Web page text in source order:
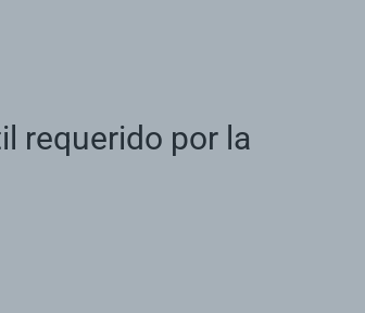
requerido por la